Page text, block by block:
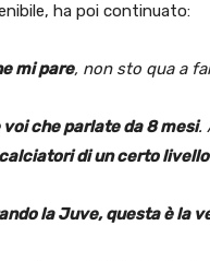
ha poi continuato:
mi pare, non sto qua a
che parlate da 8 mesi.
calciatori di un certo livello
la Juve, questa è la